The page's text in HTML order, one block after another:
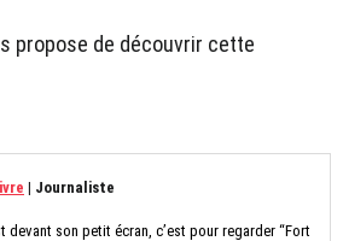
propose de découvrir cette
| Journaliste
devant son petit écran, c’est pour regarder “Fort